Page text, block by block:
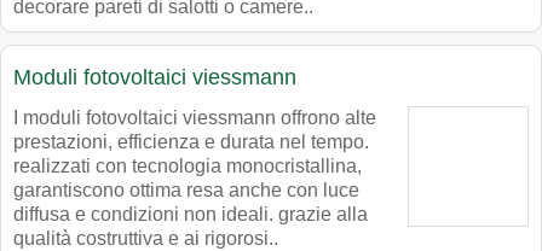
decorare pareti di salotti o camere..
Moduli fotovoltaici viessmann
I moduli fotovoltaici viessmann offrono alte
prestazioni, efficienza e durata nel tempo.
realizzati con tecnologia monocristallina,
garantiscono ottima resa anche con luce
diffusa e condizioni non ideali. grazie alla
qualità costruttiva e ai rigorosi..